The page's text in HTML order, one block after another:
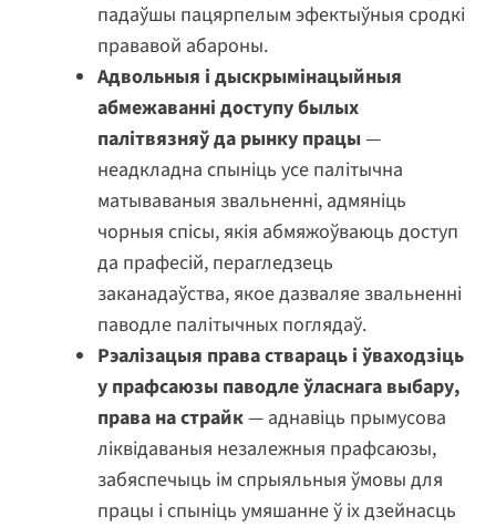
падаўшы пацярпелым эфектыўныя сродкі
прававой абароны.
Адвольныя і дыскрымінацыйныя
абмежаванні доступу былых
палітвязняў да рынку працы—
неадкладна спыніць усе палітычна
матываваныя звальненні, адмяніць
чорныя спісы, якія абмяжоўваюць доступ
да прафесій, перагледзець
заканадаўства, якое дазваляе звальненні
паводле палітычных поглядаў.
Рэалізацыя права ствараць і ўваходзіць
у прафсаюзы паводле ўласнага выбару,
права на страйк— аднавіць прымусова
ліквідаваныя незалежныя прафсаюзы,
забяспечыць ім спрыяльныя ўмовы для
працы і спыніць умяшанне ў іх дзейнасць